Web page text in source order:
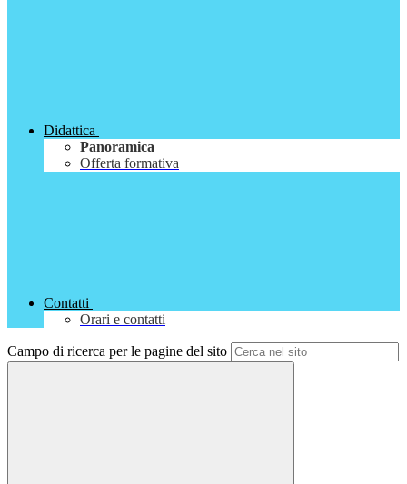
Didattica
Panoramica
Offerta formativa
Contatti
Orari e contatti
Campo di ricerca per le pagine del sito